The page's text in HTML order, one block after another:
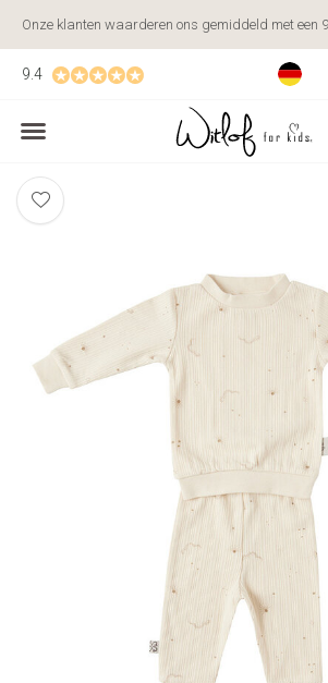
9.4
Onze klanten waarderen ons gemiddeld met een